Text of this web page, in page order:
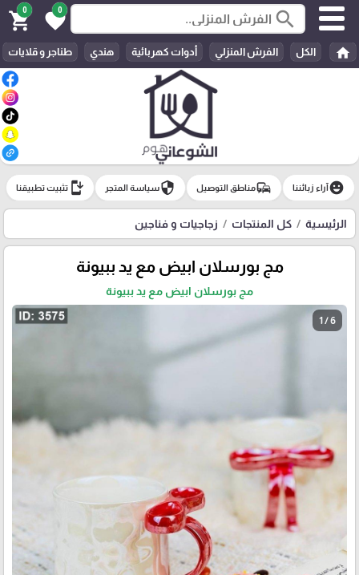
search
0
favorite
0
shopping_cart
home الكل الفرش المنزلي أدوات كهربائية هندي طناجر و قلايات
emoji_emotionsآراء زبائننا commuteمناطق التوصيل securityسياسة المتجر install_mobile تثبيت تطبيقنا
الرئيسية كل المنتجات زجاجيات و فناجين
مج بورسلان ابيض مع يد ببيونة
مج بورسلان ابيض مع يد ببيونة
1 / 6